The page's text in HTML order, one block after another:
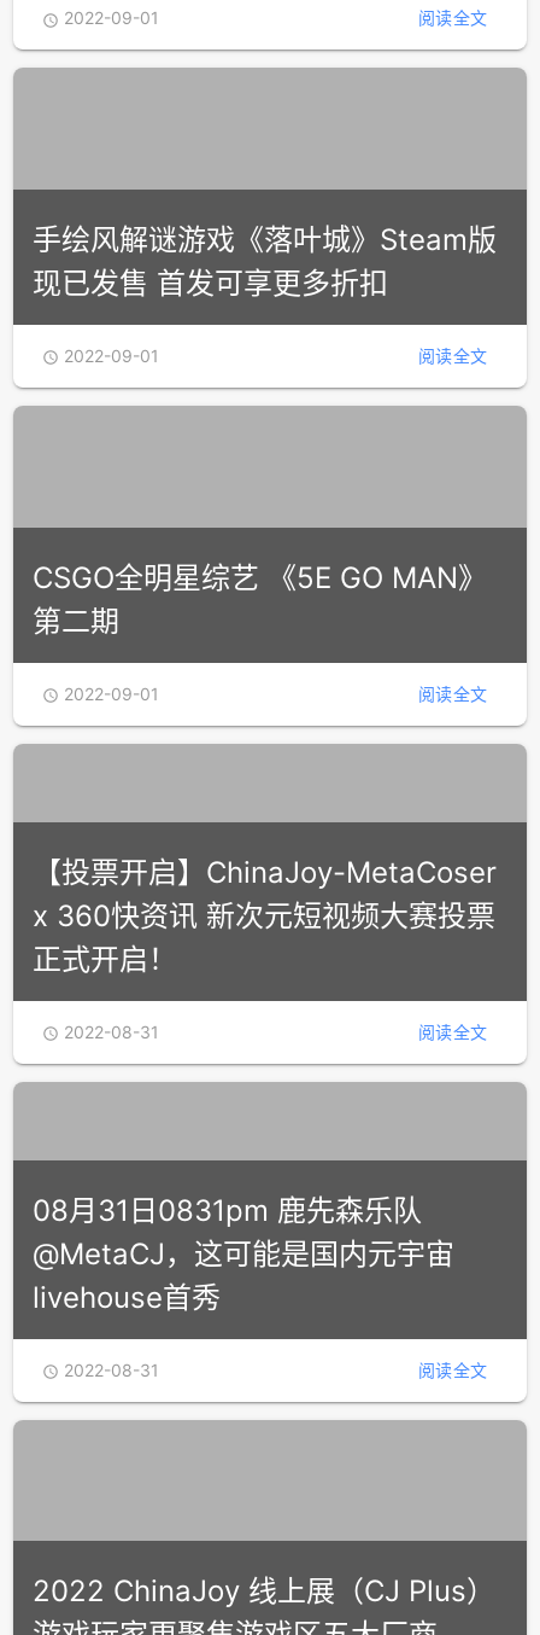
手绘风解谜游戏《落叶城》Steam版
现已发售 首发可享更多折扣
 2022-09-01 阅读全文
CSGO全明星综艺 《5E GO MAN》
第二期
 2022-09-01 阅读全文
【投票开启】ChinaJoy-MetaCoser
x 360快资讯 新次元短视频大赛投票
正式开启！
 2022-08-31 阅读全文
08月31日0831pm 鹿先森乐队
@MetaCJ，这可能是国内元宇宙
livehouse首秀
 2022-08-31 阅读全文
2022 ChinaJoy 线上展（CJ Plus）